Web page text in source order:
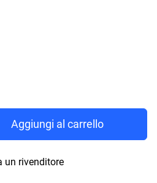
€
Aggiungi al carrello
un rivenditore